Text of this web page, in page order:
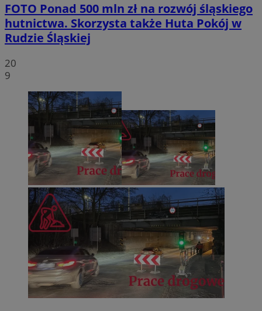
FOTO Ponad 500 mln zł na rozwój śląskiego
hutnictwa. Skorzysta także Huta Pokój w
Rudzie Śląskiej
20
9